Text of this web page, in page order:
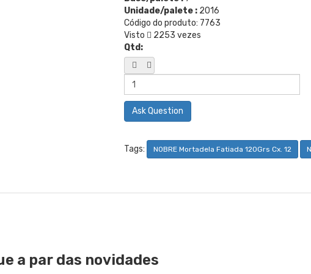
Unidade/palete : 2016
Código do produto: 7763
Visto
2253 vezes
Qtd:
Ask Question
Tags: NOBRE Mortadela Fatiada 120Grs Cx. 12
a par das novidades